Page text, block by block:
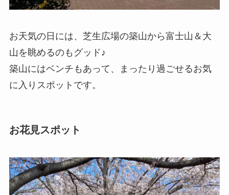
お天気の日には、芝生広場の築山から富士山＆大
山を眺めるのもグッド♪
築山にはベンチもあって、まったり過ごせるお気
に入りスポットです。
お花見スポット